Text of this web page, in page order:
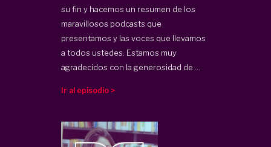
su fin y hacemos un resumen de los
maravillosos podcasts que
presentamos y las voces que llevamos
a todos ustedes. Estamos muy
agradecidos con la generosidad de ...
Ir al episodio >